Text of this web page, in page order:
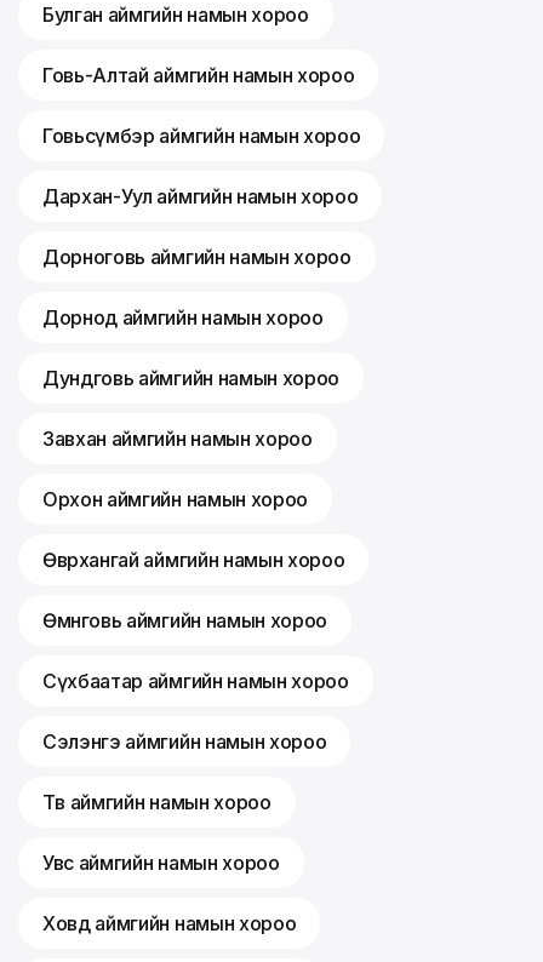
Булган аймгийн намын хороо
Говь-Алтай аймгийн намын хороо
Говьсүмбэр аймгийн намын хороо
Дархан-Уул аймгийн намын хороо
Дорноговь аймгийн намын хороо
Дорнод аймгийн намын хороо
Дундговь аймгийн намын хороо
Завхан аймгийн намын хороо
Орхон аймгийн намын хороо
Өвөрхангай аймгийн намын хороо
Өмнөговь аймгийн намын хороо
Сүхбаатар аймгийн намын хороо
Сэлэнгэ аймгийн намын хороо
Төв аймгийн намын хороо
Увс аймгийн намын хороо
Ховд аймгийн намын хороо